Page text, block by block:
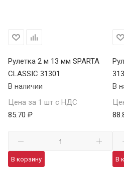
Рулетка 2 м 13 мм SPARTA
CLASSIC 31301
В наличии
Цена за 1 шт с НДС
85.70 ₽
В корзину
В
В